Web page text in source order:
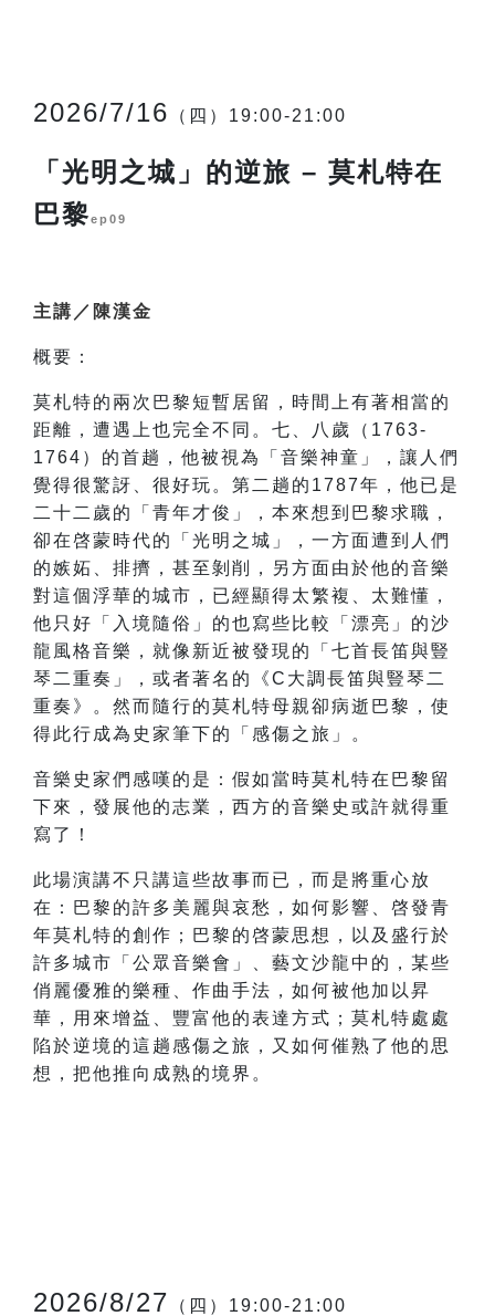
2026/7/16 （四）19:00-21:00
「光明之城」的逆旅 – 莫札特在
巴黎ep09
主講／陳漢金
概要：
莫札特的兩次巴黎短暫居留，時間上有著相當的
距離，遭遇上也完全不同。七、八歲（1763-
1764）的首趟，他被視為「音樂神童」，讓人們
覺得很驚訝、很好玩。第二趟的1787年，他已是
二十二歲的「青年才俊」，本來想到巴黎求職，
卻在啓蒙時代的「光明之城」，一方面遭到人們
的嫉妬、排擠，甚至剝削，另方面由於他的音樂
對這個浮華的城市，已經顯得太繁複、太難懂，
他只好「入境隨俗」的也寫些比較「漂亮」的沙
龍風格音樂，就像新近被發現的「七首長笛與豎
琴二重奏」，或者著名的《C大調長笛與豎琴二
重奏》。然而隨行的莫札特母親卻病逝巴黎，使
得此行成為史家筆下的「感傷之旅」。
音樂史家們感嘆的是：假如當時莫札特在巴黎留
下來，發展他的志業，西方的音樂史或許就得重
寫了！
此場演講不只講這些故事而已，而是將重心放
在：巴黎的許多美麗與哀愁，如何影響、啓發青
年莫札特的創作；巴黎的啓蒙思想，以及盛行於
許多城市「公眾音樂會」、藝文沙龍中的，某些
俏麗優雅的樂種、作曲手法，如何被他加以昇
華，用來增益、豐富他的表達方式；莫札特處處
陷於逆境的這趟感傷之旅，又如何催熟了他的思
想，把他推向成熟的境界。
2026/8/27 （四）19:00-21:00